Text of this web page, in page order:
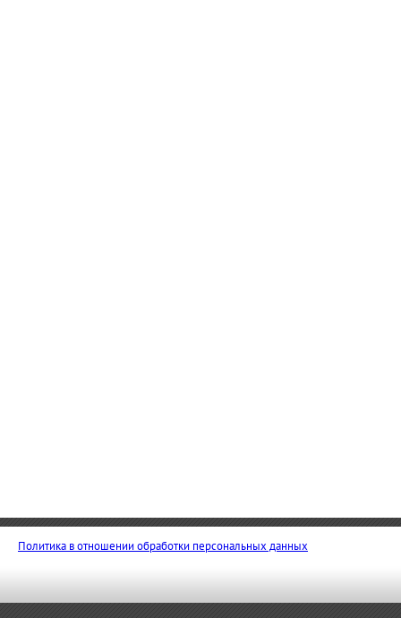
Политика в отношении обработки персональных данных